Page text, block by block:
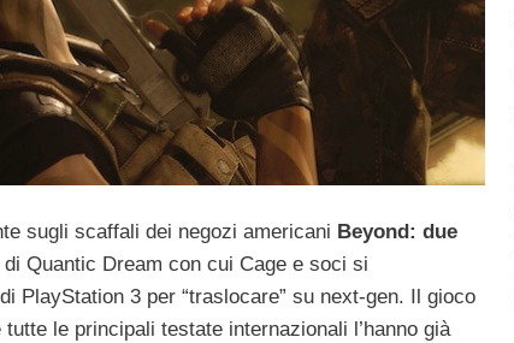
sugli scaffali dei negozi americani Beyond: due
Quantic Dream con cui Cage e soci si
PlayStation 3 per “traslocare” su next-gen. Il gioco
le principali testate internazionali l’hanno già